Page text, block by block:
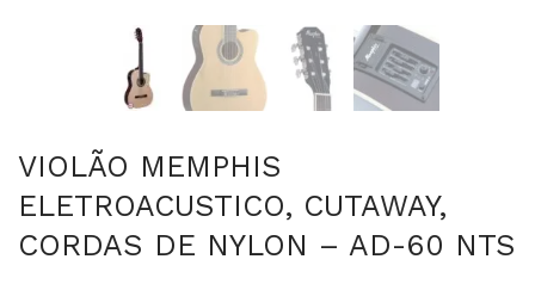
VIOLÃO MEMPHIS
ELETROACUSTICO, CUTAWAY,
CORDAS DE NYLON – AD-60 NTS